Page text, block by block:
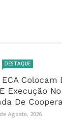
DESTAQUE
Colocam
Execução
De
Agosto, 2026